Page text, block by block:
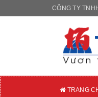
CÔNG TY
TRANG